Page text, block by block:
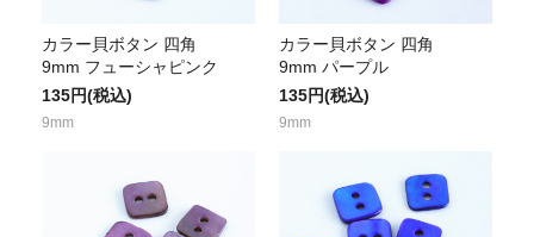
カラー貝ボタン 四角
9mm フューシャピンク
135円(税込)
9mm
カラー貝ボタン 四角
9mm パープル
135円(税込)
9mm